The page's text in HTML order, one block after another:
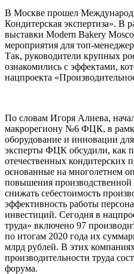
В Москве прошел
Кондитерская экспертиза». В
выставки Modern Bakery
мероприятия для топ-
Так, руководители крупных
ознакомились с эффектами,
нацпроекта
По словам Игоря Алиева,
макрорегиону №6 ФЦК, в
оборудование и инновации
эксперты ФЦК обсудили, как
отечественных
основанные на многолетнем
повышения
снижать себестоимость
эффективность работы
инвестиций. Сегодня в
труда» включено 97
по итогам 2020 года их
млрд рублей. В этих
производительности труда
форума.